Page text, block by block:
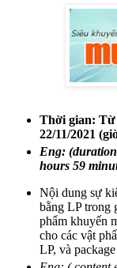
Thời gian: Từ
22/11/2021
Eng:
hours 59
Nội dung sự
bằng LP trong
phẩm khuyến
cho các vật
LP, và